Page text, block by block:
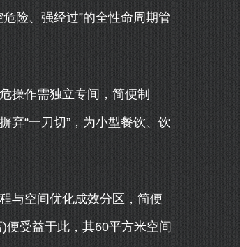
险、强经过”的全性命周期管
作需独立专间，简便制
弃“一刀切”，为小型餐饮、饮
空间优化成效分区，简便
受益于此，其60平方米空间